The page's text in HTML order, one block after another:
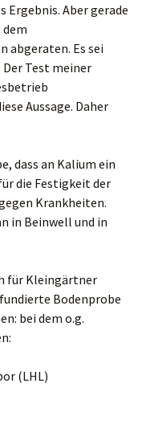
Ergebnis. Aber gerade
dem
abgeraten. Es sei
Der Test meiner
Aussage. Daher
dass an Kalium ein
die Festigkeit der
Krankheiten.
in Beinwell und in
für Kleingärtner
Bodenprobe
bei dem o.g.
(LHL)